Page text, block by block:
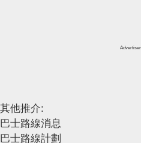
其他推介:
巴士路線消息
巴士路線計劃